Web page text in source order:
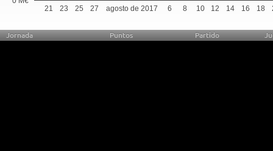
agosto de 2017
21 23 25 27 6 8 10 12 14 16 18
Jornada Puntos Partido